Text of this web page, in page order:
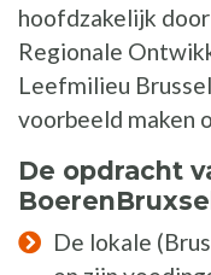
hoofdzakelijk
Regionale
Leefmilieu
voorbeeld maken
De opdracht
De lokale